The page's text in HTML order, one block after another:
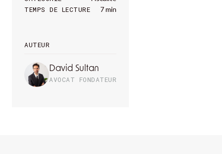
TEMPS DE LECTURE 7 min
AUTEUR
David Sultan
AVOCAT FONDATEUR